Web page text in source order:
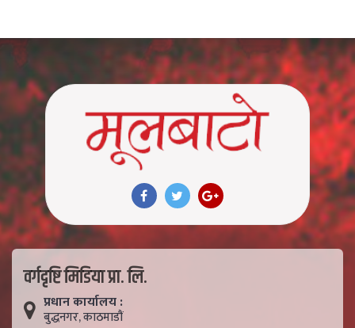
वर्गदृष्टि मिडिया प्रा. लि.
प्रधान कार्यालय :
बुद्धनगर, काठमाडाैं